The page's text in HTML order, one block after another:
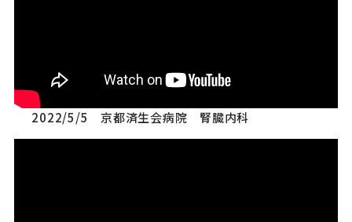
2022/5/5 京都済生会病院 腎臓内科